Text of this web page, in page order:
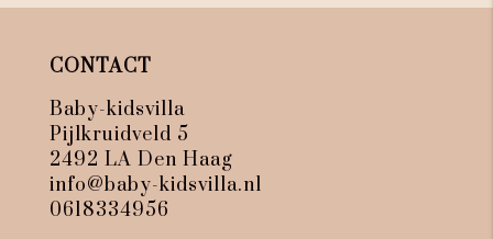
CONTACT
Baby-kidsvilla
Pijlkruidveld 5
2492 LA Den Haag
info@baby-kidsvilla.nl
0618334956